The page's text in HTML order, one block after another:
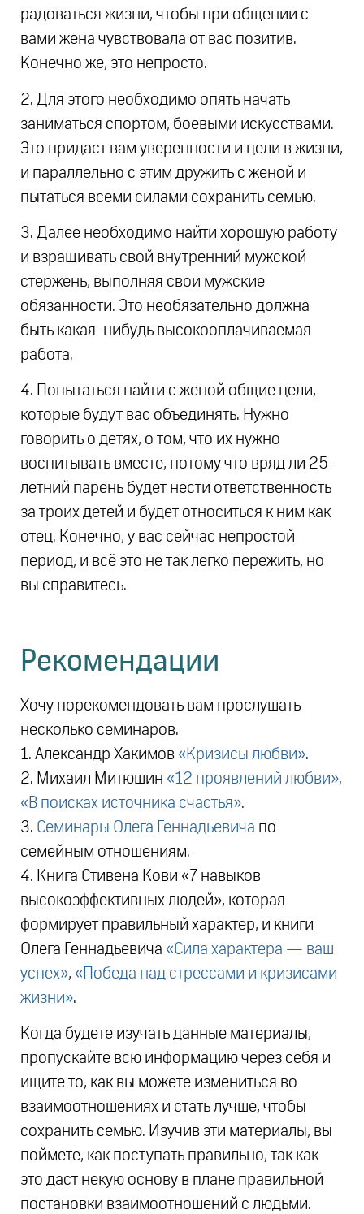
радоваться жизни, чтобы при общении c
вами жена чувствовала от вас позитив.
Конечно же, это непросто.
2. Для этого необходимо опять начать
заниматься спортом, боевыми искусствами.
Это придаст вам уверенности и цели в жизни,
и параллельно с этим дружить с женой и
пытаться всеми силами сохранить семью.
3. Далее необходимо найти хорошую работу
и взращивать свой внутренний мужской
стержень, выполняя свои мужские
обязанности. Это необязательно должна
быть какая-нибудь высокооплачиваемая
работа.
4. Попытаться найти с женой общие цели,
которые будут вас объединять. Нужно
говорить о детях, о том, что их нужно
воспитывать вместе, потому что вряд ли 25-
летний парень будет нести ответственность
за троих детей и будет относиться к ним как
отец. Конечно, у вас сейчас непростой
период, и всё это не так легко пережить, но
вы справитесь.
Рекомендации
Хочу порекомендовать вам прослушать
несколько семинаров.
1. Александр Хакимов «Кризисы любви».
2. Михаил Митюшин «12 проявлений любви»,
«В поисках источника счастья».
3. Семинары Олега Геннадьевича по
семейным отношениям.
4. Книга Стивена Кови «7 навыков
высокоэффективных людей», которая
формирует правильный характер, и книги
Олега Геннадьевича «Сила характера — ваш
успех», «Победа над стрессами и кризисами
жизни».
Когда будете изучать данные материалы,
пропускайте всю информацию через себя и
ищите то, как вы можете измениться во
взаимоотношениях и стать лучше, чтобы
сохранить семью. Изучив эти материалы, вы
поймете, как поступать правильно, так как
это даст некую основу в плане правильной
постановки взаимоотношений с людьми.